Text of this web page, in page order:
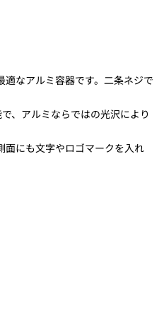
なアルミ容器です。二条ネジで
、アルミならではの光沢により
面にも文字やロゴマークを入れ